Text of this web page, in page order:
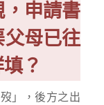
，申請書
母已往
？
」，後方之出